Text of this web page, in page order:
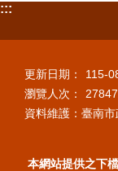
:::
更新日期：
115-
瀏覽人次：
資料維護：臺南
本網站提供之下